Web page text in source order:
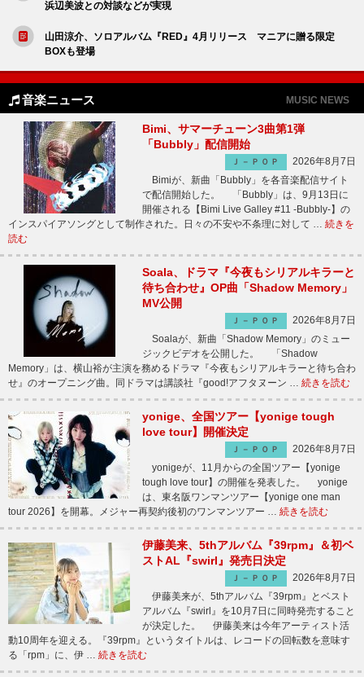
浜辺美波との対談などが実現
山田涼介、ソロアルバム『RED』4月リリース マニアに贈る限定
BOXも登場
音楽ニュース MUSIC NEWS
Bimi、サマーチューン3曲第1弾
「Bubbly」配信開始
Ｊ－ＰＯＰ
2026年8月7日
Bimiが、新曲「Bubbly」を各音楽配信サイト
で配信開始した。 「Bubbly」は、9月13日に
開催される【Bimi Live Galley #11 -Bubbly-】の
インスパイアソングとして制作された。日々の不安や不条理に対して … 続きを
読む
Soala、ドラマ『今夜もシリアルキラーと
待ち合わせ』OP曲「Shadow Memory」
MV公開
Ｊ－ＰＯＰ
2026年8月7日
Soalaが、新曲「Shadow Memory」のミュー
ジックビデオを公開した。 「Shadow
Memory」は、横山裕が主演を務めるドラマ『今夜もシリアルキラーと待ち合わ
せ』のオープニング曲。同ドラマは講談社『good!アフタヌーン … 続きを読む
yonige、全国ツアー【yonige tough
love tour】開催決定
Ｊ－ＰＯＰ
2026年8月7日
yonigeが、11月からの全国ツアー【yonige
tough love tour】の開催を発表した。 yonige
は、東名阪ワンマンツアー【yonige one man
tour 2026】を開幕。メジャー再契約後初のワンマンツアー … 続きを読む
伊藤美来、5thアルバム『39rpm』＆初ベ
ストAL『swirl』発売日決定
Ｊ－ＰＯＰ
2026年8月7日
伊藤美来が、5thアルバム『39rpm』とベスト
アルバム『swirl』を10月7日に同時発売すること
が決定した。 伊藤美来は今年アーティスト活
動10周年を迎える。『39rpm』というタイトルは、レコードの回転数を意味す
る「rpm」に、伊 … 続きを読む